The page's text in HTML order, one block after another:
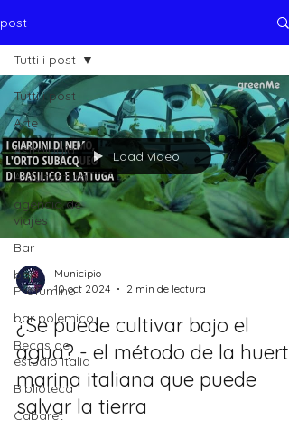
post
Tutti i post
Arte
Astrología
Arquitectura
agencia de
viajes
Bar
bar
Profumino
bar polemico
Becas de
estudio Italia
Biblioteca
Cabaret
Tutti i post
Load video
Municipio
10 oct 2024
2 min de lectura
¿Se puede cultivar bajo el
agua? - el método de la huerta
marina italiana que puede
salvar la tierra